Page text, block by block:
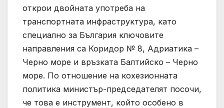
открои двойната употреба на
транспортната инфраструктура, като
специално за България ключовите
направления са Коридор № 8, Адриатика –
Черно море и връзката Балтийско – Черно
море. По отношение на кохезионната
политика министър-председателят посочи,
че това е инструмент, който особено в